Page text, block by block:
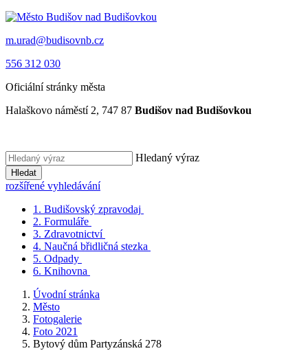
m.urad@budisovnb.cz
556 312 030
Oficiální stránky města
Halaškovo náměstí 2, 747 87 Budišov nad Budišovkou
Hledaný výraz
Hledat
rozšířené vyhledávání
1. Budišovský zpravodaj
2. Formuláře
3. Zdravotnictví
4. Naučná břidličná stezka
5. Odpady
6. Knihovna
Úvodní stránka
Město
Fotogalerie
Foto 2021
Bytový dům Partyzánská 278